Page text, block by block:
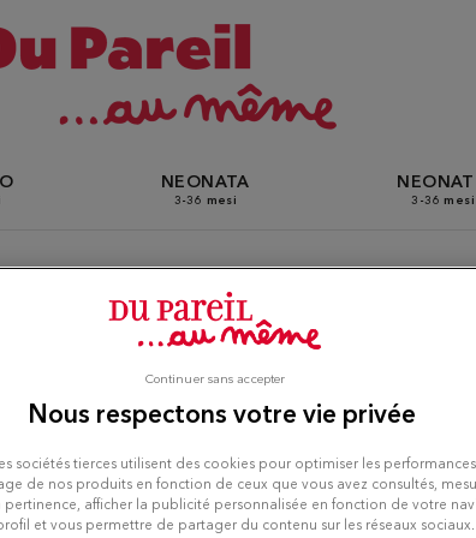
NEONATA
3-36 mesi 3-36 mesi
Au Même a
Nous respectons votre vie privée
sociétés tierces utilisent des cookies pour optimiser les
de nos produits en fonction de ceux que vous avez consultés,
pertinence, afficher la publicité personnalisée en fonction de votre
et vous permettre de partager du contenu sur les réseaux sociaux.
Continuer sans accepter